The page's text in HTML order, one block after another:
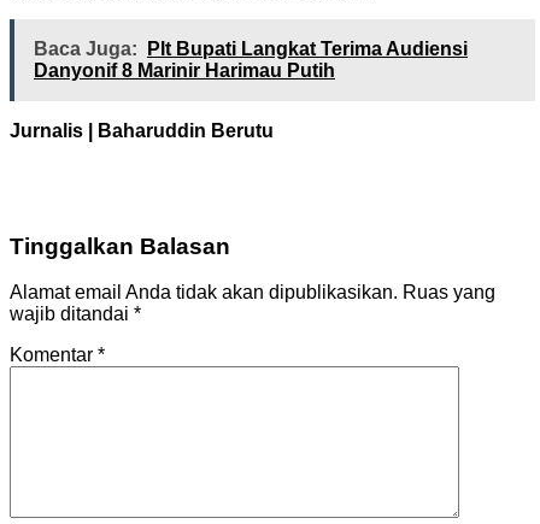
Baca Juga:
Plt Bupati Langkat Terima Audiensi
Danyonif 8 Marinir Harimau Putih
Jurnalis | Baharuddin Berutu
Tinggalkan Balasan
Alamat email Anda tidak akan dipublikasikan. Ruas yang
wajib ditandai *
Komentar *